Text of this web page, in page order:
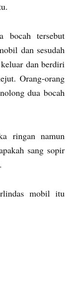
bocah tersebut
dan sesudah
dan berdiri
Orang-orang
dua bocah
ringan namun
sang sopir
mobil itu